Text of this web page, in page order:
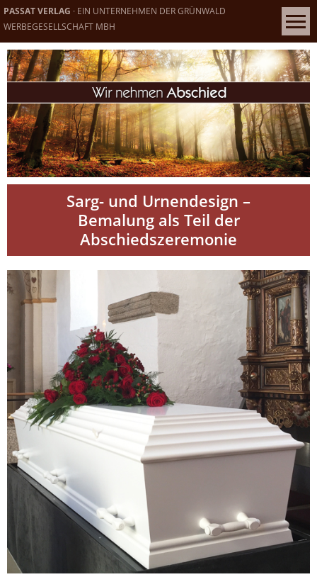
PASSAT VERLAG · EIN UNTERNEHMEN DER GRÜNWALD
WERBEGESELLSCHAFT MBH
Sarg- und Urnendesign –
Bemalung als Teil der
Abschiedszeremonie